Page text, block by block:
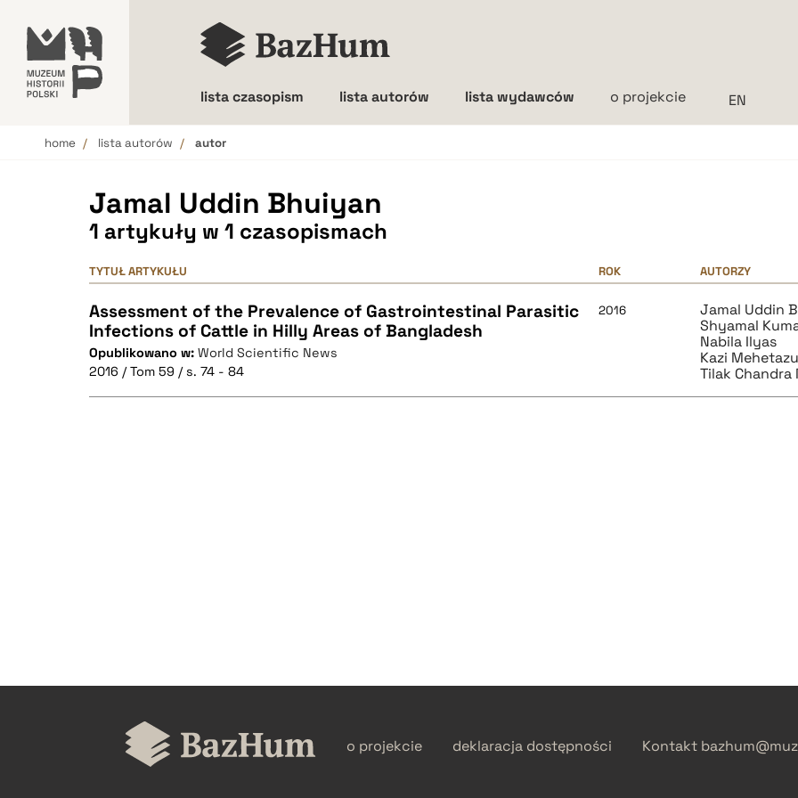
lista czasopism lista autorów lista wydawców o projekcie
home lista autorów autor
Jamal Uddin Bhuiyan
1 artykuły w 1 czasopismach
TYTUŁ ARTYKUŁU ROK AUTORZY
Assessment of the Prevalence of Gastrointestinal Parasitic
Infections of Cattle in Hilly Areas of Bangladesh
Opublikowano w: World Scientific News
2016 / Tom 59 / s. 74 - 84
2016
Jamal Uddin
Shyamal
Nabila Ilyas
Kazi
Tilak Chandra
o projekcie deklaracja dostępności Kontakt